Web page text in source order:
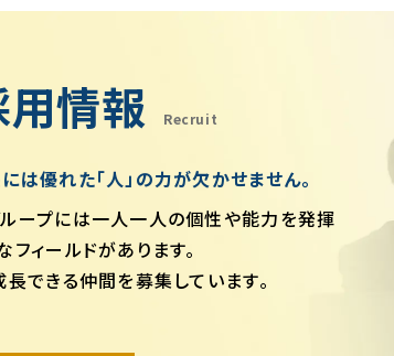
情報 Recruit
は優れた「人」の力が欠かせません。
ープには一人一人の個性や能力を発揮
フィールドがあります。
長できる仲間を募集しています。